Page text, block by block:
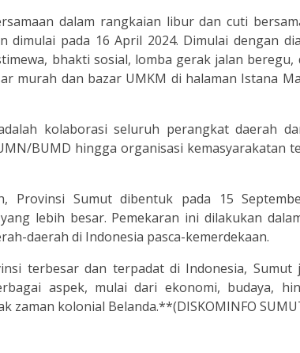
dalam rangkaian libur dan cuti
dimulai pada 16 April 2024. Dimulai dengan
bhakti sosial, lomba gerak jalan
murah dan bazar UMKM di halaman Istana
kolaborasi seluruh perangkat daerah
BUMD hingga organisasi kemasyarakatan
Provinsi Sumut dibentuk pada 15
lebih besar. Pemekaran ini dilakukan
daerah di Indonesia pasca-kemerdekaan.
terbesar dan terpadat di Indonesia,
aspek, mulai dari ekonomi, budaya,
zaman kolonial Belanda.**(DISKOMINFO